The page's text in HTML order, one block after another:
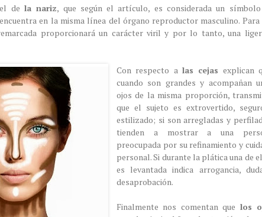
de la nariz, que según el artículo, es considerada un
en la misma línea del órgano reproductor masculino.
proporcionará un carácter viril y por lo tanto, una
Con respecto a las cejas explican
cuando son grandes y acompañan
ojos de la misma proporción,
que el sujeto es extrovertido,
estilizado; si son arregladas y
tienden a mostrar a una
preocupada por su refinamiento y
personal. Si durante la plática una de
es levantada indica arrogancia,
desaprobación.
Finalmente nos comentan que los